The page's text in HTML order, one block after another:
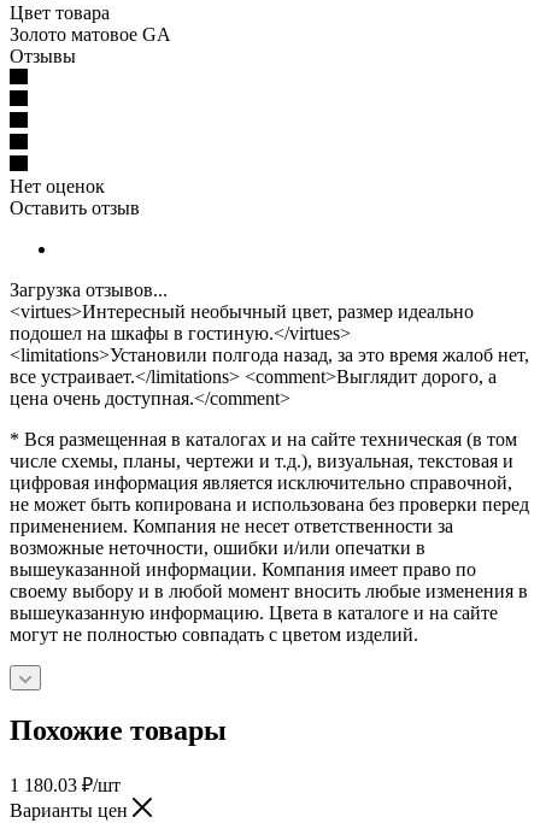
Цвет товара
Золото матовое GA
Отзывы
Нет оценок
Оставить отзыв
Загрузка отзывов...
<virtues>Интересный необычный цвет, размер идеально
подошел на шкафы в гостиную.</virtues>
<limitations>Установили полгода назад, за это время жалоб нет,
все устраивает.</limitations> <comment>Выглядит дорого, а
цена очень доступная.</comment>
* Вся размещенная в каталогах и на сайте техническая (в том
числе схемы, планы, чертежи и т.д.), визуальная, текстовая и
цифровая информация является исключительно справочной,
не может быть копирована и использована без проверки перед
применением. Компания не несет ответственности за
возможные неточности, ошибки и/или опечатки в
вышеуказанной информации. Компания имеет право по
своему выбору и в любой момент вносить любые изменения в
вышеуказанную информацию. Цвета в каталоге и на сайте
могут не полностью совпадать с цветом изделий.
Похожие товары
1 180.03 ₽/шт
Варианты цен